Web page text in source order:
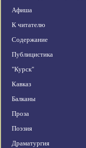
Афиша
К читателю
Содержание
Публицистика
"Курск"
Кавказ
Балканы
Проза
Поэзия
Драматургия